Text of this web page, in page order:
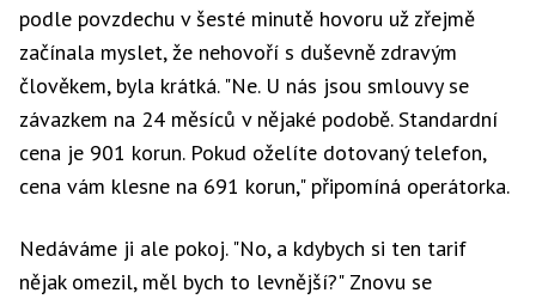
podle povzdechu v šesté minutě hovoru už zřejmě
začínala myslet, že nehovoří s duševně zdravým
člověkem, byla krátká. "Ne. U nás jsou smlouvy se
závazkem na 24 měsíců v nějaké podobě. Standardní
cena je 901 korun. Pokud oželíte dotovaný telefon,
cena vám klesne na 691 korun," připomíná operátorka.
Nedáváme ji ale pokoj. "No, a kdybych si ten tarif
nějak omezil, měl bych to levnější?" Znovu se